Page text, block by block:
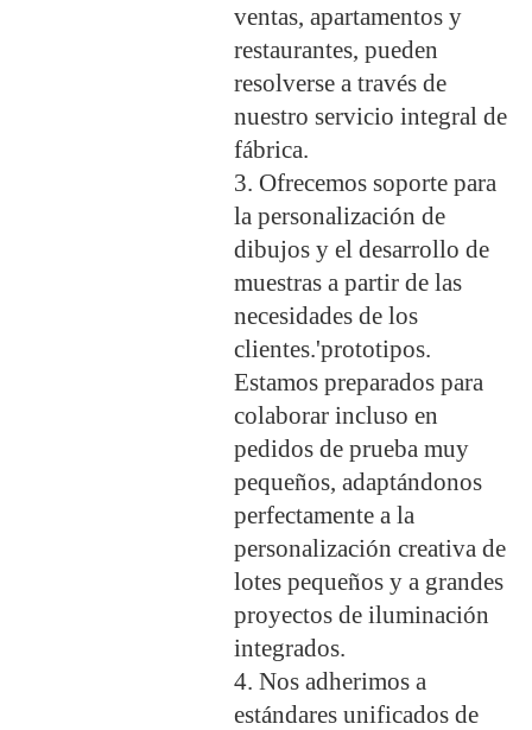
ventas, apartamentos y
restaurantes, pueden
resolverse a través de
nuestro servicio integral de
fábrica.
3. Ofrecemos soporte para
la personalización de
dibujos y el desarrollo de
muestras a partir de las
necesidades de los
clientes.'prototipos.
Estamos preparados para
colaborar incluso en
pedidos de prueba muy
pequeños, adaptándonos
perfectamente a la
personalización creativa de
lotes pequeños y a grandes
proyectos de iluminación
integrados.
4. Nos adherimos a
estándares unificados de